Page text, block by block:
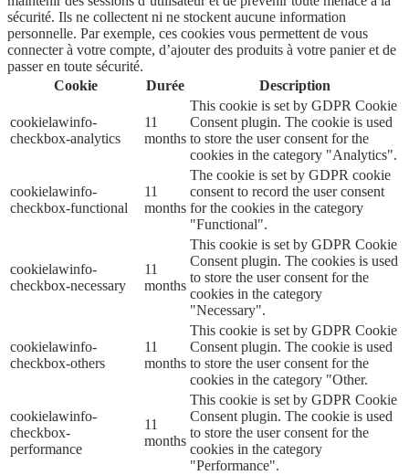
sécurité. Ils ne collectent ni ne stockent aucune information
personnelle. Par exemple, ces cookies vous permettent de vous
connecter à votre compte, d’ajouter des produits à votre panier et de
passer en toute sécurité.
Cookie
Durée Description
cookielawinfo-
checkbox-analytics
11
months
This cookie is set by GDPR Cookie
Consent plugin. The cookie is used
to store the user consent for the
cookies in the category "Analytics".
cookielawinfo-
checkbox-functional
11
months
The cookie is set by GDPR cookie
consent to record the user consent
for the cookies in the category
"Functional".
cookielawinfo-
checkbox-necessary
11
months
This cookie is set by GDPR Cookie
Consent plugin. The cookies is used
to store the user consent for the
cookies in the category
"Necessary".
cookielawinfo-
checkbox-others
11
months
This cookie is set by GDPR Cookie
Consent plugin. The cookie is used
to store the user consent for the
cookies in the category "Other.
cookielawinfo-
checkbox-
performance
11
months
This cookie is set by GDPR Cookie
Consent plugin. The cookie is used
to store the user consent for the
cookies in the category
"Performance".